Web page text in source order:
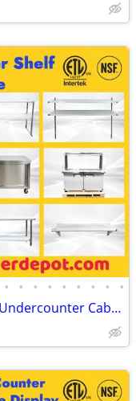
• • • • • • • • •
Prep Table Double Deck Overshelf Undercounter Cabinet Donut Table Equ